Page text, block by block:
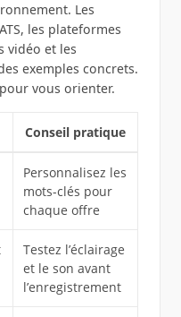
Les
les plateformes
vidéo et les
exemples concrets.
vous orienter.
Conseil pratique
Personnalisez les
mots-clés pour
chaque offre
Testez l’éclairage
et le son avant
l’enregistrement